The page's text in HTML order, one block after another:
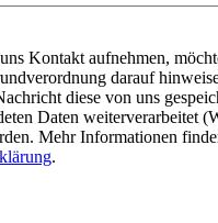
Kontakt aufnehmen,
darauf
diese von uns
Daten weiterverarbeitet
Mehr Informationen
.